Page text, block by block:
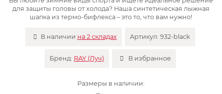
для защиты головы от холода? Наша синтетическая лыжная
шапка из термо-бифлекса – это то, что вам нужно!
В наличии на 2 складах Артикул: 932-black
Бренд: RAY (Луч) В избранное
Размеры в наличии: